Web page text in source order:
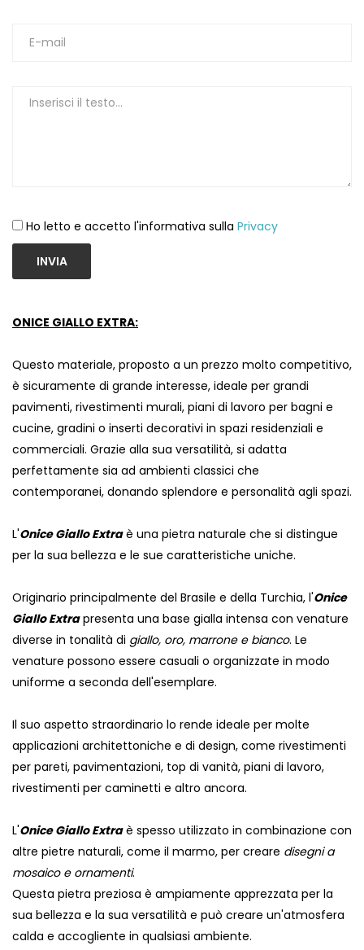
Ho letto e accetto l'informativa sulla Privacy
INVIA
ONICE GIALLO EXTRA:
Questo materiale, proposto a un prezzo molto competitivo,
è sicuramente di grande interesse, ideale per grandi
pavimenti, rivestimenti murali, piani di lavoro per bagni e
cucine, gradini o inserti decorativi in ​​spazi residenziali e
commerciali. Grazie alla sua versatilità, si adatta
perfettamente sia ad ambienti classici che
contemporanei, donando splendore e personalità agli spazi.
L'Onice Giallo Extraè una pietra naturale che si distingue
per la sua bellezza e le sue caratteristiche uniche.
Originario principalmente del Brasile e della Turchia, l'Onice
Giallo Extrapresenta una base gialla intensa con venature
diverse in tonalità di giallo, oro, marrone e bianco. Le
venature possono essere casuali o organizzate in modo
uniforme a seconda dell'esemplare.
Il suo aspetto straordinario lo rende ideale per molte
applicazioni architettoniche e di design, come rivestimenti
per pareti, pavimentazioni, top di vanità, piani di lavoro,
rivestimenti per caminetti e altro ancora.
L'Onice Giallo Extraè spesso utilizzato in combinazione con
altre pietre naturali, come il marmo, per creare disegni a
mosaico e ornamenti.
Questa pietra preziosa è ampiamente apprezzata per la
sua bellezza e la sua versatilità e può creare un'atmosfera
calda e accogliente in qualsiasi ambiente.